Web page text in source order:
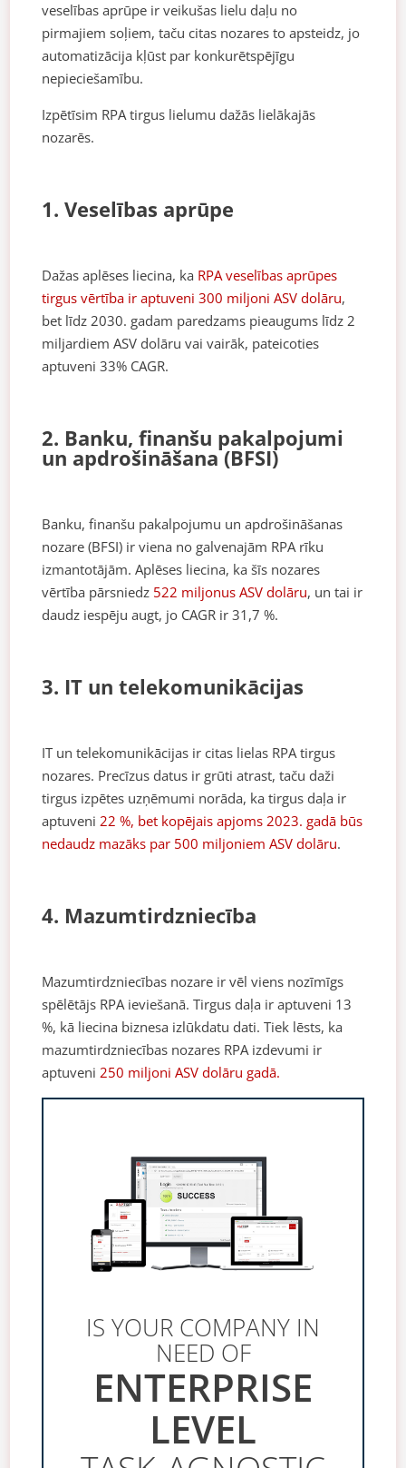
veselības aprūpe ir veikušas lielu daļu no
pirmajiem soļiem, taču citas nozares to apsteidz, jo
automatizācija kļūst par konkurētspējīgu
nepieciešamību.
Izpētīsim RPA tirgus lielumu dažās lielākajās
nozarēs.
1. Veselības aprūpe
Dažas aplēses liecina, ka RPA veselības aprūpes
tirgus vērtība ir aptuveni 300 miljoni ASV dolāru,
bet līdz 2030. gadam paredzams pieaugums līdz 2
miljardiem ASV dolāru vai vairāk, pateicoties
aptuveni 33% CAGR.
2. Banku, finanšu pakalpojumi
un apdrošināšana (BFSI)
Banku, finanšu pakalpojumu un apdrošināšanas
nozare (BFSI) ir viena no galvenajām RPA rīku
izmantotājām. Aplēses liecina, ka šīs nozares
vērtība pārsniedz 522 miljonus ASV dolāru, un tai ir
daudz iespēju augt, jo CAGR ir 31,7 %.
3. IT un telekomunikācijas
IT un telekomunikācijas ir citas lielas RPA tirgus
nozares. Precīzus datus ir grūti atrast, taču daži
tirgus izpētes uzņēmumi norāda, ka tirgus daļa ir
aptuveni22 %, bet kopējais apjoms 2023. gadā būs
nedaudz mazāks par 500 miljoniem ASV dolāru.
4. Mazumtirdzniecība
Mazumtirdzniecības nozare ir vēl viens nozīmīgs
spēlētājs RPA ieviešanā. Tirgus daļa ir aptuveni 13
%, kā liecina biznesa izlūkdatu dati. Tiek lēsts, ka
mazumtirdzniecības nozares RPA izdevumi ir
aptuveni250 miljoni ASV dolāru gadā.
IS YOUR COMPANY IN
NEED OF
ENTERPRISE
LEVEL